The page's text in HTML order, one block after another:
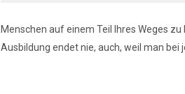
Menschen auf einem Teil Ihres Weges
Ausbildung endet nie, auch, weil man